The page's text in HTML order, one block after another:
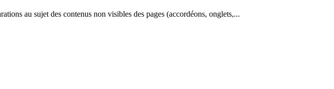
au sujet des contenus non visibles des pages (accordéons, onglets,...